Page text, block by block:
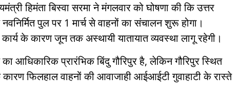
हिमंता बिस्वा सरमा ने मंगलवार को घोषणा की कि उत्तर
पुल पर 1 मार्च से वाहनों का संचालन शुरू होगा।
के कारण जून तक अस्थायी यातायात व्यवस्था लागू रहेगी।
आधिकारिक प्रारंभिक बिंदु गौरिपुर है, लेकिन गौरिपुर स्थित
कारण फिलहाल वाहनों की आवाजाही आईआईटी गुवाहाटी के रास्ते